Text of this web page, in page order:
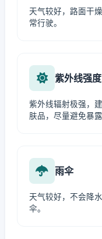
天气较好，路面干
常行驶。
紫外线强度
紫外线辐射极强，
肤品，尽量避免暴
雨伞
天气较好，不会降
伞。